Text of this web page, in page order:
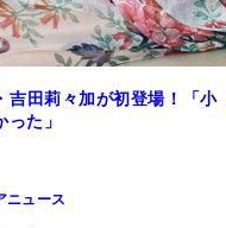
吉田莉々加が初登場！「小
た」
ニュース